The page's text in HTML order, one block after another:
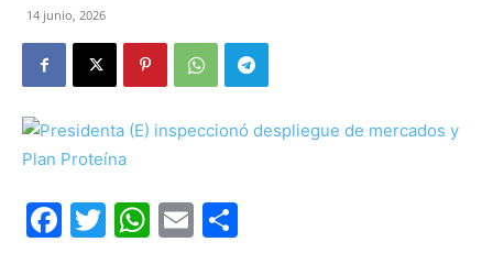
14 junio, 2026
Facebook
Twitter
WhatsApp
Email